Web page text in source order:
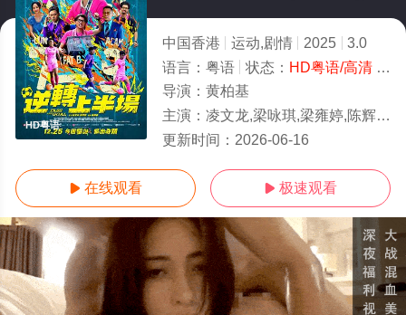
HD粤语
中国香港 运动,剧情 2025
3.0
语言： 粤语 状态： HD粤语/高清- 免费在线观看
导演： 黄柏基
主演： 凌文龙,梁咏琪,梁雍婷,陈辉虹,陈湛文,朱栢康
更新时间： 2026-06-16
 在线观看  极速观看